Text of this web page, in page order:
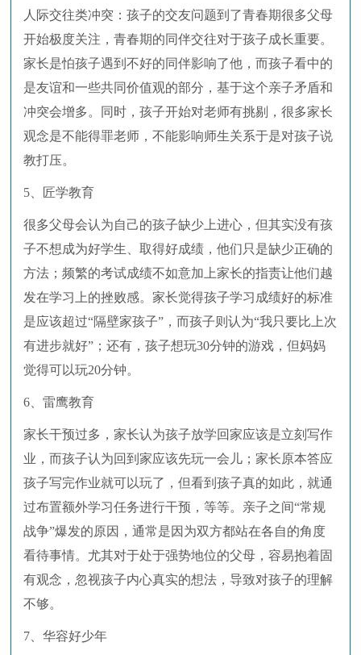
人际交往类冲突：孩子的交友问题到了青春期很多父母
开始极度关注，青春期的同伴交往对于孩子成长重要。
家长是怕孩子遇到不好的同伴影响了他，而孩子看中的
是友谊和一些共同价值观的部分，基于这个亲子矛盾和
冲突会增多。同时，孩子开始对老师有挑剔，很多家长
观念是不能得罪老师，不能影响师生关系于是对孩子说
教打压。
5、匠学教育
很多父母会认为自己的孩子缺少上进心，但其实没有孩
子不想成为好学生、取得好成绩，他们只是缺少正确的
方法；频繁的考试成绩不如意加上家长的指责让他们越
发在学习上的挫败感。家长觉得孩子学习成绩好的标准
是应该超过“隔壁家孩子”，而孩子则认为“我只要比上次
有进步就好”；还有，孩子想玩30分钟的游戏，但妈妈
觉得可以玩20分钟。
6、雷鹰教育
家长干预过多，家长认为孩子放学回家应该是立刻写作
业，而孩子认为回到家应该先玩一会儿；家长原本答应
孩子写完作业就可以玩了，但看到孩子真的如此，就通
过布置额外学习任务进行干预，等等。亲子之间“常规
战争”爆发的原因，通常是因为双方都站在各自的角度
看待事情。尤其对于处于强势地位的父母，容易抱着固
有观念，忽视孩子内心真实的想法，导致对孩子的理解
不够。
7、华容好少年